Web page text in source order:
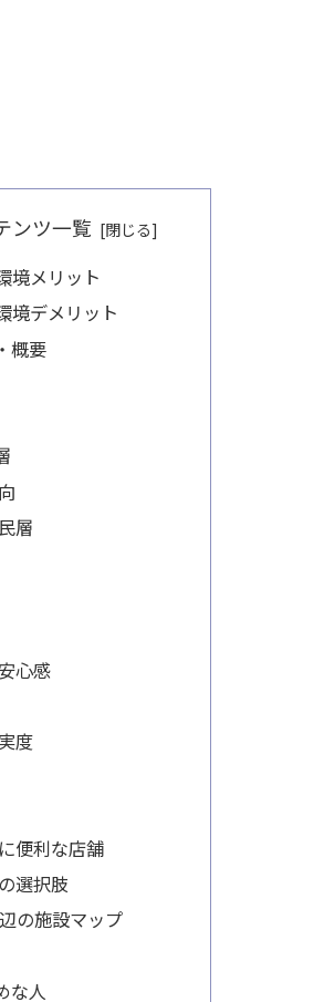
ンツ一覧
境メリット
境デメリット
概要
層
心感
度
便利な店舗
選択肢
の施設マップ
な人